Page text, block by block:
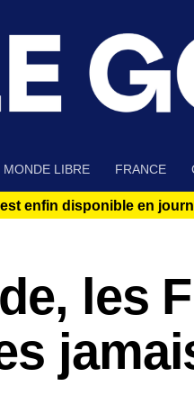
MONDE LIBRE FRANCE
enfin disponible en
les